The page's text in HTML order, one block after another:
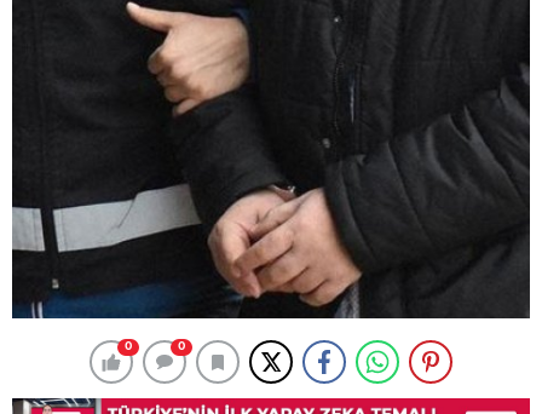
0 0